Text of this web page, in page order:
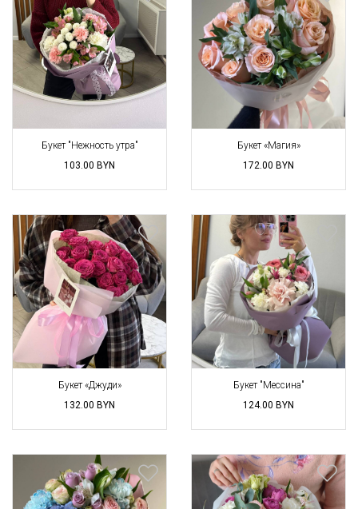
Букет "Нежность утра"
103.00 BYN
Букет «Магия»
172.00 BYN
Букет «Джуди»
132.00 BYN
Букет "Мессина"
124.00 BYN